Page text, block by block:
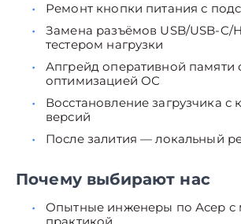
Ремонт кнопки питания с
Замена разъёмов USB/USB-C/
тестером нагрузки
Апгрейд оперативной памяти
оптимизацией ОС
Восстановление загрузчика с
версий
После залития — локальный
Почему выбирают нас
Опытные инженеры по Асер с